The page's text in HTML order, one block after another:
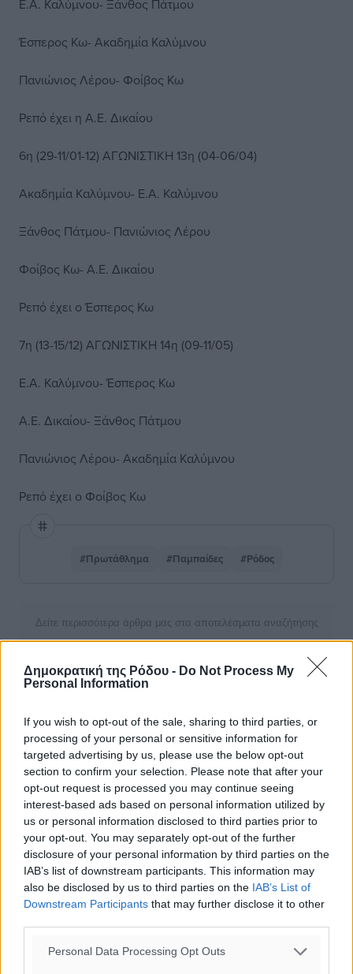
Δημοκρατική της Ρόδου - Do Not Process My
Personal Information
If you wish to opt-out of the sale, sharing to third parties, or
processing of your personal or sensitive information for
targeted advertising by us, please use the below opt-out
section to confirm your selection. Please note that after your
opt-out request is processed you may continue seeing
interest-based ads based on personal information utilized by
us or personal information disclosed to third parties prior to
your opt-out. You may separately opt-out of the further
disclosure of your personal information by third parties on the
IAB’s list of downstream participants. This information may
also be disclosed by us to third parties on the IAB’s List of
Downstream Participants that may further disclose it to other
Personal Data Processing Opt Outs
Ε.Α. Καλύμνου- Ξάνθος Πάτμου
Έσπερος Κω- Ακαδημία Καλύμνου
Πανιώνιος Λέρου- Φοίβος Κω
Ρεπό έχει η Α.Ε. Δικαίου
6η (29-11/01-12) ΑΓΩΝΙΣΤΙΚΗ 13η (04-06/04)
Ακαδημία Καλύμνου- Ε.Α. Καλύμνου
Ξάνθος Πάτμου- Πανιώνιος Λέρου
Φοίβος Κω- Α.Ε. Δικαίου
Ρεπό έχει ο Έσπερος Κω
7η (13-15/12) ΑΓΩΝΙΣΤΙΚΗ 14η (09-11/05)
Ε.Α. Καλύμνου- Έσπερος Κω
Α.Ε. Δικαίου- Ξάνθος Πάτμου
Πανιώνιος Λέρου- Ακαδημία Καλύμνου
Ρεπό έχει ο Φοίβος Κω
#Πρωτάθλημα #Παμπαίδες #Ρόδος
Δείτε περισσότερα άρθρα μας στα αποτελέσματα αναζήτησης
Στο Google News πατήστε ★ Ακολουθήστε
0